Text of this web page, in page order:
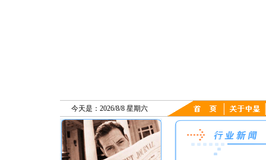
今天是：2026/8/8 星期六